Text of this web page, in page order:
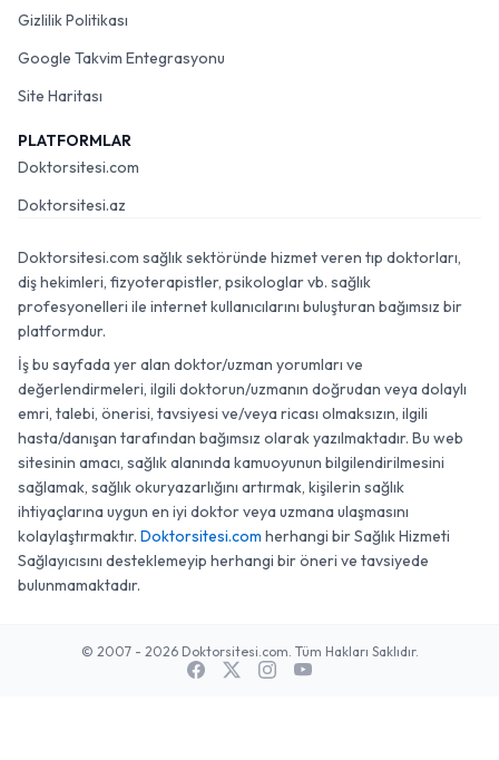
Gizlilik Politikası
Google Takvim Entegrasyonu
Site Haritası
PLATFORMLAR
Doktorsitesi.com
Doktorsitesi.az
Doktorsitesi.com sağlık sektöründe hizmet veren tıp doktorları,
diş hekimleri, fizyoterapistler, psikologlar vb. sağlık
profesyonelleri ile internet kullanıcılarını buluşturan bağımsız bir
platformdur.
İş bu sayfada yer alan doktor/uzman yorumları ve
değerlendirmeleri, ilgili doktorun/uzmanın doğrudan veya dolaylı
emri, talebi, önerisi, tavsiyesi ve/veya ricası olmaksızın, ilgili
hasta/danışan tarafından bağımsız olarak yazılmaktadır. Bu web
sitesinin amacı, sağlık alanında kamuoyunun bilgilendirilmesini
sağlamak, sağlık okuryazarlığını artırmak, kişilerin sağlık
ihtiyaçlarına uygun en iyi doktor veya uzmana ulaşmasını
kolaylaştırmaktır. Doktorsitesi.com herhangi bir Sağlık Hizmeti
Sağlayıcısını desteklemeyip herhangi bir öneri ve tavsiyede
bulunmamaktadır.
© 2007 - 2026 Doktorsitesi.com. Tüm Hakları Saklıdır.